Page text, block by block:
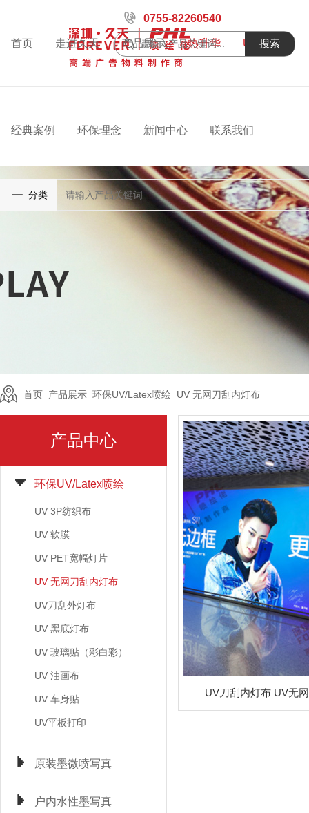
首页 走进久天 产品展示 热升华 UV喷绘
经典案例 环保理念 新闻中心 联系我们
0755-82260540
搜索
分类
首页 产品展示 环保UV/Latex喷绘 UV 无网刀刮内灯布
产品中心
环保UV/Latex喷绘
UV 3P纺织布
UV 软膜
UV PET宽幅灯片
UV 无网刀刮内灯布
UV刀刮外灯布
UV 黑底灯布
UV 玻璃贴（彩白彩）
UV 油画布
UV 车身贴
UV平板打印
原装墨微喷写真
户内水性墨写真
UV刀刮内灯布 UV无